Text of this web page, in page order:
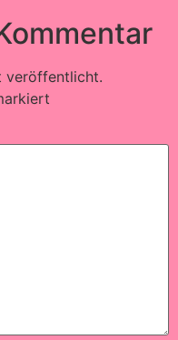
veröffentlicht.